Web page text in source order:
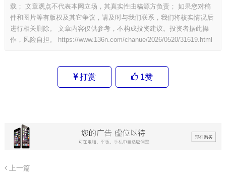
载； 文章观点不代表本网立场，其真实性由稿源方负责； 如果您对稿
件和图片等有版权及其它争议，请及时与我们联系，我们将核实情况后
进行相关删除。 文章内容仅供参考，不构成投资建议。投资者据此操
作，风险自担。
https://www.136n.com/chanue/2026/0520/31619.html
打赏 1赞
上一篇